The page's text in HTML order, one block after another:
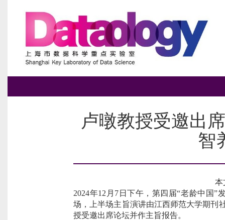
卢暾教授受邀出
智
本
2024年12 月 7 日下午，第四届“老龄中国”
场，上半场主旨演讲由江西师范大学期刊
授受邀出席论坛并作主旨报告。